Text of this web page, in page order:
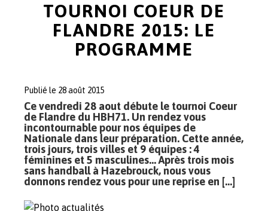
TOURNOI COEUR DE
FLANDRE 2015: LE
PROGRAMME
Publié le 28 août 2015
Ce vendredi 28 aout débute le tournoi Coeur
de Flandre du HBH71. Un rendez vous
incontournable pour nos équipes de
Nationale dans leur préparation. Cette année,
trois jours, trois villes et 9 équipes : 4
féminines et 5 masculines… Après trois mois
sans handball à Hazebrouck, nous vous
donnons rendez vous pour une reprise en […]